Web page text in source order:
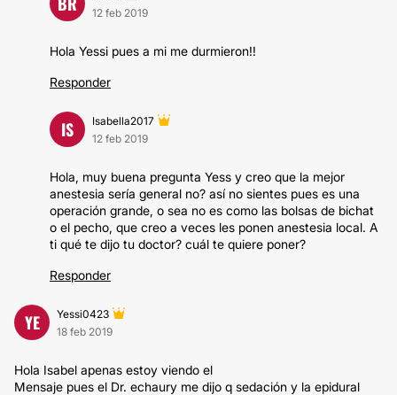
12 feb 2019
Hola Yessi pues a mi me durmieron!!
Responder
IS
Isabella2017
12 feb 2019
Hola, muy buena pregunta Yess y creo que la mejor
anestesia sería general no? así no sientes pues es una
operación grande, o sea no es como las bolsas de bichat
o el pecho, que creo a veces les ponen anestesia local. A
ti qué te dijo tu doctor? cuál te quiere poner?
Responder
YE
Yessi0423
18 feb 2019
Hola Isabel apenas estoy viendo el
Mensaje pues el Dr. echaury me dijo q sedación y la epidural